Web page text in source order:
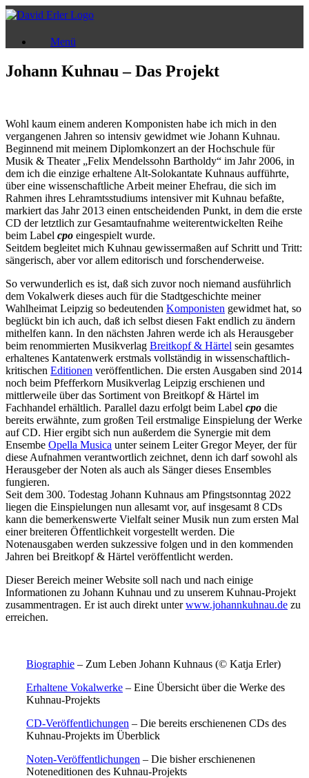
Zum
Inhalt
Menü
Johann Kuhnau – Das Projekt
Wohl kaum einem anderen Komponisten habe ich mich in den
vergangenen Jahren so intensiv gewidmet wie Johann Kuhnau.
Beginnend mit meinem Diplomkonzert an der Hochschule für
Musik & Theater „Felix Mendelssohn Bartholdy“ im Jahr 2006, in
dem ich die einzige erhaltene Alt-Solokantate Kuhnaus aufführte,
über eine wissenschaftliche Arbeit meiner Ehefrau, die sich im
Rahmen ihres Lehramtsstudiums intensiver mit Kuhnau befaßte,
markiert das Jahr 2013 einen entscheidenden Punkt, in dem die erste
CD der letztlich zur Gesamtaufnahme weiterentwickelten Reihe
beim Label cpo eingespielt wurde.
Seitdem begleitet mich Kuhnau gewissermaßen auf Schritt und Tritt:
sängerisch, aber vor allem editorisch und forschenderweise.
So verwunderlich es ist, daß sich zuvor noch niemand ausführlich
dem Vokalwerk dieses auch für die Stadtgeschichte meiner
Wahlheimat Leipzig so bedeutenden Komponisten gewidmet hat, so
beglückt bin ich auch, daß ich selbst diesen Fakt endlich zu ändern
mithelfen kann. In den nächsten Jahren werde ich als Herausgeber
beim renommierten Musikverlag Breitkopf & Härtel sein gesamtes
erhaltenes Kantatenwerk erstmals vollständig in wissenschaftlich-
kritischen Editionen veröffentlichen. Die ersten Ausgaben sind 2014
noch beim Pfefferkorn Musikverlag Leipzig erschienen und
mittlerweile über das Sortiment von Breitkopf & Härtel im
Fachhandel erhältlich. Parallel dazu erfolgt beim Label cpo die
bereits erwähnte, zum großen Teil erstmalige Einspielung der Werke
auf CD. Hier ergibt sich nun außerdem die Synergie mit dem
Ensembe Opella Musica unter seinem Leiter Gregor Meyer, der für
diese Aufnahmen verantwortlich zeichnet, denn ich darf sowohl als
Herausgeber der Noten als auch als Sänger dieses Ensembles
fungieren.
Seit dem 300. Todestag Johann Kuhnaus am Pfingstsonntag 2022
liegen die Einspielungen nun allesamt vor, auf insgesamt 8 CDs
kann die bemerkenswerte Vielfalt seiner Musik nun zum ersten Mal
einer breiteren Öffentlichkeit vorgestellt werden. Die
Notenausgaben werden sukzessive folgen und in den kommenden
Jahren bei Breitkopf & Härtel veröffentlicht werden.
Dieser Bereich meiner Website soll nach und nach einige
Informationen zu Johann Kuhnau und zu unserem Kuhnau-Projekt
zusammentragen. Er ist auch direkt unterwww.johannkuhnau.de zu
erreichen.
Biographie – Zum Leben Johann Kuhnaus (© Katja Erler)
Erhaltene Vokalwerke – Eine Übersicht über die Werke des
Kuhnau-Projekts
CD-Veröffentlichungen – Die bereits erschienenen CDs des
Kuhnau-Projekts im Überblick
Noten-Veröffentlichungen – Die bisher erschienenen
Noteneditionen des Kuhnau-Projekts